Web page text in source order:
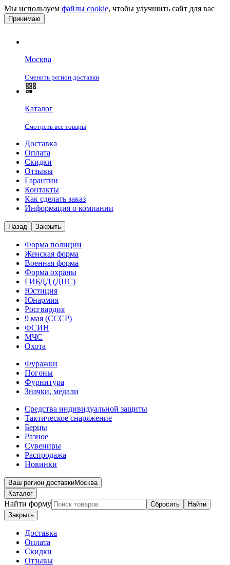
Мы используем файлы cookie, чтобы улучшить сайт для вас
Принимаю
Москва
Сменить регион доставки
Каталог
Смотреть все товары
Доставка
Оплата
Скидки
Отзывы
Гарантии
Контакты
Как сделать заказ
Информация о компании
Назад Закрыть
Форма полиции
Женская форма
Военная форма
Форма охраны
ГИБДД (ДПС)
Юстиция
Юнармия
Росгвардия
9 мая (СССР)
ФСИН
МЧС
Охота
Фуражки
Погоны
Фурнитура
Значки, медали
Средства индивидуальной защиты
Тактическое снаряжение
Берцы
Разное
Сувениры
Распродажа
Новинки
Ваш регион доставкиМосква
Каталог
Найти форму Сбросить
Найти
Закрыть
Доставка
Оплата
Скидки
Отзывы